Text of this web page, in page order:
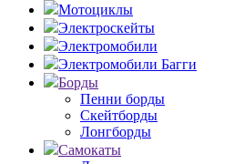
Мотоциклы
Электроскейты
Электромобили
Электромобили Багги
Борды
Пенни борды
Скейтборды
Лонгборды
Самокаты